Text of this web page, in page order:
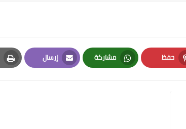
حفظ
Pinterest
مشاركة
Whatsapp
إرسال
Email